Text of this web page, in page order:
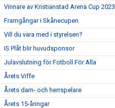
Vinnare av Kristianstad Arena Cup 2023
Framgångar i Skånecupen
Vill du vara med i styrelsen?
IS Plåt blir huvudsponsor
Julavslutning för Fotboll För Alla
Årets Viffe
Årets dam- och herrspelare
Årets 15-åringar